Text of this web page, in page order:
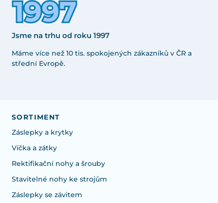
Jsme na trhu od roku 1997
Máme více než 10 tis. spokojených zákazníků v ČR a
střední Evropě.
SORTIMENT
Záslepky a krytky
Víčka a zátky
Rektifikační nohy a šrouby
Stavitelné nohy ke strojům
Záslepky se závitem